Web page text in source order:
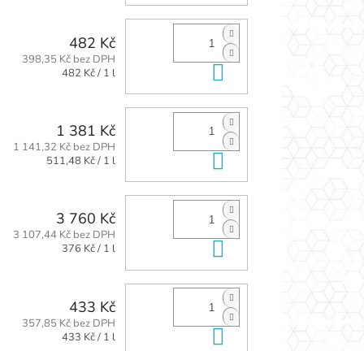
482 Kč
398,35 Kč bez DPH
Měrná
482 Kč / 1 l
1 381 Kč
1 141,32 Kč bez DPH
Měrná
511,48 Kč / 1 l Do košíku
3 760 Kč
3 107,44 Kč bez DPH
Měrná
376 Kč / 1 l Do košíku
433 Kč
357,85 Kč bez DPH
Měrná
433 Kč / 1 l Do košíku